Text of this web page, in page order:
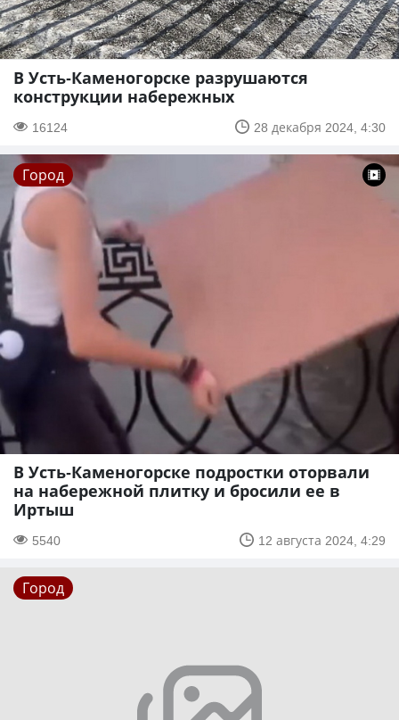
В Усть-Каменогорске разрушаются
конструкции набережных
16124 28 декабря 2024, 4:30
Город
В Усть-Каменогорске подростки оторвали
на набережной плитку и бросили ее в
Иртыш
5540 12 августа 2024, 4:29
Город